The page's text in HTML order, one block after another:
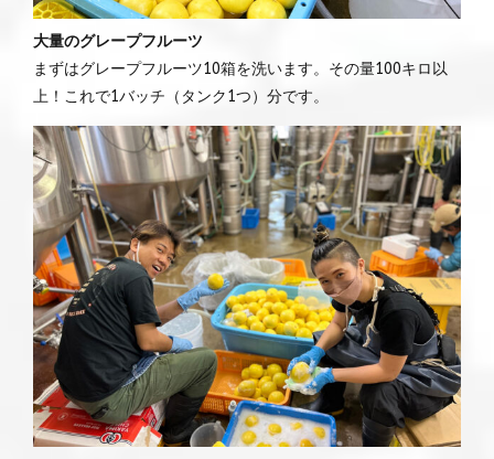
大量のグレープフルーツ
まずはグレープフルーツ10箱を洗います。その量100キロ以
上！これで1バッチ（タンク1つ）分です。